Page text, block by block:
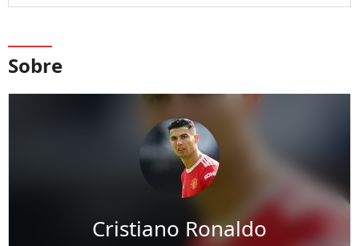
Sobre
Cristiano Ronaldo